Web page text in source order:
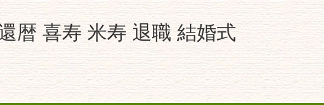
暦 喜寿 米寿 退職 結婚式